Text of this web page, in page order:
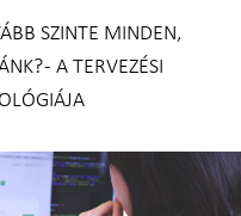
SZINTE MINDEN,
- A TERVEZÉSI